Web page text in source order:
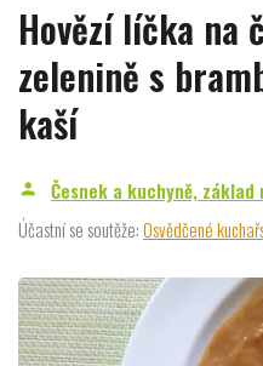
Hovězí líčka na
zelenině s
kaší
person
Česnek a kuchyně, základ
Účastní se soutěže:Osvědčené